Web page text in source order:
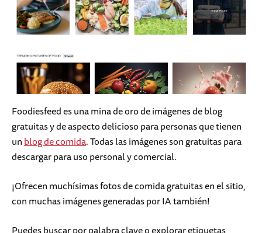
Foodiesfeed es una mina de oro de imágenes de blog
gratuitas y de aspecto delicioso para personas que tienen
unblog de comida. Todas las imágenes son gratuitas para
descargar para uso personal y comercial.
¡Ofrecen muchísimas fotos de comida gratuitas en el sitio,
con muchas imágenes generadas por IA también!